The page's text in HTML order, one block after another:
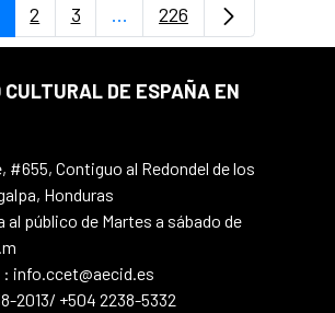
Página
2 Página
3 ...Páginas intermedias Use
Página
226
CULTURAL DE ESPAÑA EN
#655, Contiguo al Redondel de los
Honduras
al público de Martes a sábado de
info.ccet@aecid.es
2013/ +504 2238-5332